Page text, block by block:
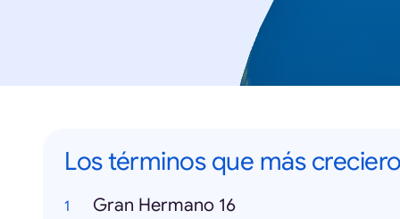
Los términos que más
Gran Hermano 16